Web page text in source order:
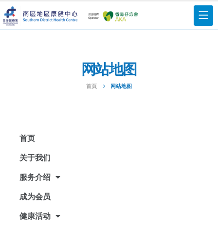
网站地图
首頁 网站地图
首页
关于我们
服务介绍
成为会员
健康活动